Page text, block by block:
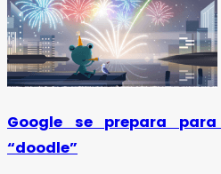
Google se prepara
“doodle”